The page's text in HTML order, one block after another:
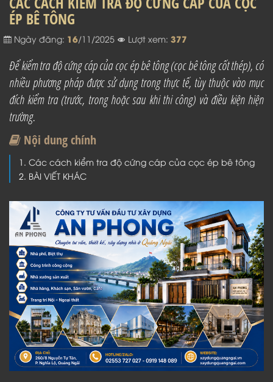
ÉP BÊ TÔNG
Ngày đăng: 16/11/2025 Lượt xem: 377
Để kiểm tra độ cứng cáp của cọc ép bê tông (cọc bê tông cốt thép), có
nhiều phương pháp được sử dụng trong thực tế, tùy thuộc vào mục
đích kiểm tra (trước, trong hoặc sau khi thi công) và điều kiện hiện
trường.
Nội dung chính
Các cách kiểm tra độ cứng cáp của cọc ép bê tông
BÀI VIẾT KHÁC